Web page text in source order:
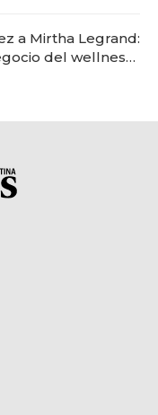
a Mirtha Legrand:
del wellness